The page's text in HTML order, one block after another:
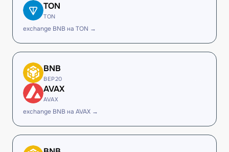
TON
TON
exchange BNB на TON →
BNB
BEP20
AVAX
AVAX
exchange BNB на AVAX →